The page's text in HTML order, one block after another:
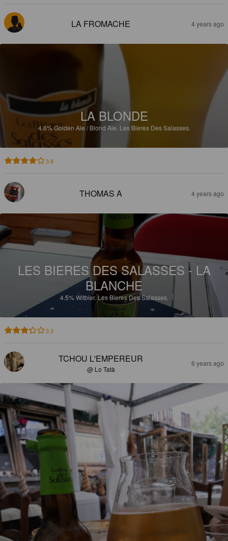
LA FROMACHE 4 years ago
LA BLONDE
4.6%Golden Ale / Blond Ale. Les Bieres Des Salasses.
3.8
THOMAS A 4 years ago
LES BIERES DES SALASSES - LA
BLANCHE
4.5%Witbier. Les Bieres Des Salasses.
3.3
TCHOU L'EMPEREUR
@ Lo Tatà
6 years ago